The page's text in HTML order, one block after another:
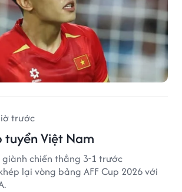
trước
Việt Nam
giành chiến thắng 3-1 trước
lại vòng bảng AFF Cup 2026 với